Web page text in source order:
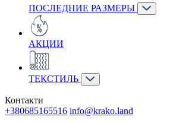
ПОСЛЕДНИЕ РАЗМЕРЫ
АКЦИИ
ТЕКСТИЛЬ
Контакти
+380685165516 info@krako.land